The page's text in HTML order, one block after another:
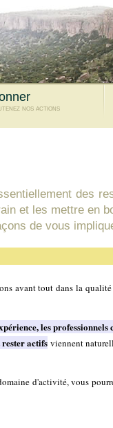
nos actions
des
et les mettre en
de vous
avant tout dans la
les
actifs viennent
d'activité, vous